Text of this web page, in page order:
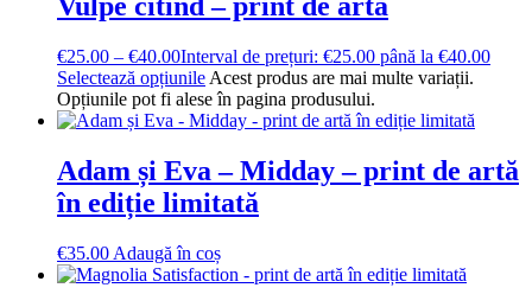
€25.00 – €40.00Interval de prețuri: €25.00 până la €40.00
Selectează opțiunile Acest produs are mai multe variații.
Opțiunile pot fi alese în pagina produsului.
Adam și Eva – Midday – print de artă
în ediție limitată
€35.00 Adaugă în coș